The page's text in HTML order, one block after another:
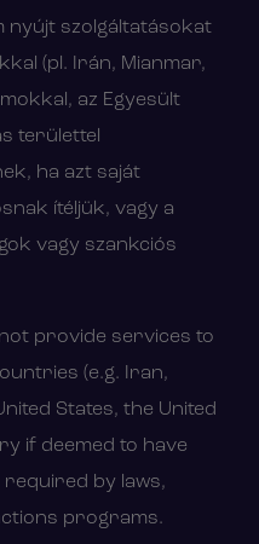
nyújt szolgáltatásokat
(pl. Irán, Mianmar,
az Egyesült
területtel
ha azt saját
ítéljük, vagy a
vagy szankciós
provide services to
(e.g. Iran,
States, the United
if deemed to have
by laws,
programs.